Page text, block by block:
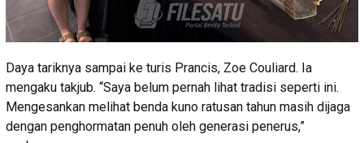
Daya tariknya sampai ke turis Prancis, Zoe Couliard. Ia
mengaku takjub. “Saya belum pernah lihat tradisi seperti ini.
Mengesankan melihat benda kuno ratusan tahun masih dijaga
dengan penghormatan penuh oleh generasi penerus,”